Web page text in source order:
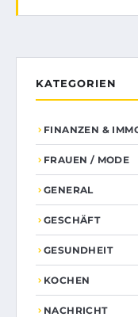
KATEGORIEN
FINANZEN &
FRAUEN / MODE
GENERAL
GESCHÄFT
GESUNDHEIT
KOCHEN
NACHRICHT